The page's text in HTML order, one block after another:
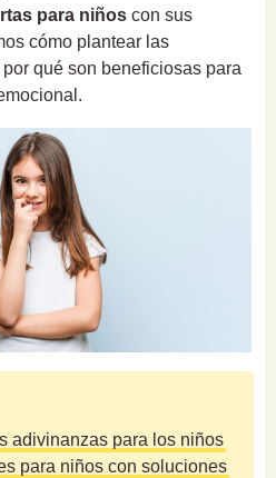
para niños con sus
cómo plantear las
qué son beneficiosas para
adivinanzas para los niños
para niños con soluciones